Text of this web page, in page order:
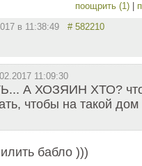
поощрить (1)
в 11:38:49 # 582210
11:09:30
А ХОЗЯИН ХТО?
чтобы на такой дом
бабло )))